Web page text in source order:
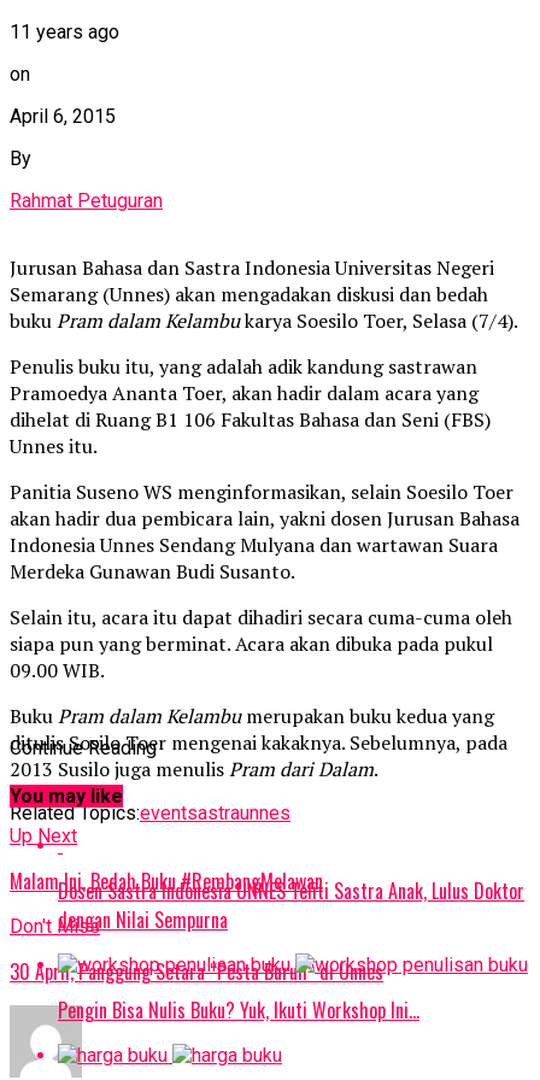
11 years ago
on
April 6, 2015
By
Rahmat Petuguran
Jurusan Bahasa dan Sastra Indonesia Universitas Negeri
Semarang (Unnes) akan mengadakan diskusi dan bedah
bukuPram dalam Kelambukarya Soesilo Toer, Selasa (7/4).
Penulis buku itu, yang adalah adik kandung sastrawan
Pramoedya Ananta Toer, akan hadir dalam acara yang
dihelat di Ruang B1 106 Fakultas Bahasa dan Seni (FBS)
Unnes itu.
Panitia Suseno WS menginformasikan, selain Soesilo Toer
akan hadir dua pembicara lain, yakni dosen Jurusan Bahasa
Indonesia Unnes Sendang Mulyana dan wartawan Suara
Merdeka Gunawan Budi Susanto.
Selain itu, acara itu dapat dihadiri secara cuma-cuma oleh
siapa pun yang berminat. Acara akan dibuka pada pukul
09.00 WIB.
BukuPram dalam Kelambumerupakan buku kedua yang
ditulis Sosilo Toer mengenai kakaknya. Sebelumnya, pada
2013 Susilo juga menulisPram dari Dalam.
Related Topics:eventsastraunnes
Up Next
Malam Ini, Bedah Buku #RembangMelawan
Don't Miss
30 April, Panggung Setara “Pesta Buruh” di Unnes
Continue Reading
You may like
Dosen Sastra Indonesia UNNES Teliti Sastra Anak, Lulus Doktor
dengan Nilai Sempurna
Pengin Bisa Nulis Buku? Yuk, Ikuti Workshop Ini…